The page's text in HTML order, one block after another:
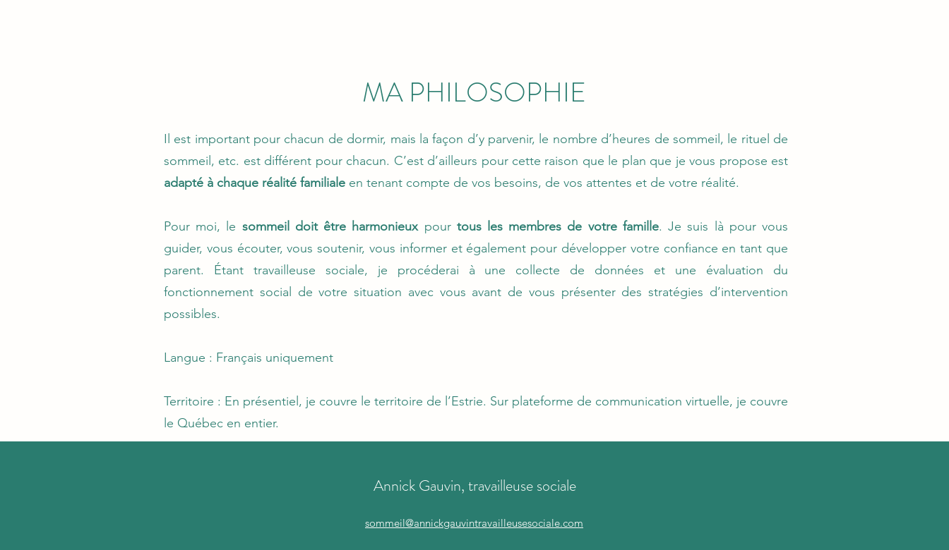
MA PHILOSOPHIE
Il est important pour chacun de dormir, mais la façon d’y parvenir, le nombre d’heures de sommeil, le rituel de
sommeil, etc. est différent pour chacun. C’est d’ailleurs pour cette raison que le plan que je vous propose est
adapté à chaque réalité familiale en tenant compte de vos besoins, de vos attentes et de votre réalité.
Pour moi, le sommeil doit être harmonieuxpour tous les membres de votre famille. Je suis là pour vous
guider, vous écouter, vous soutenir, vous informer et également pour développer votre confiance en tant que
parent. Étant travailleuse sociale, je procéderai à une collecte de données et une évaluation du
fonctionnement social de votre situation avec vous avant de vous présenter des stratégies d’intervention
possibles.
Langue : Français uniquement
Territoire : En présentiel, je couvre le territoire de l’Estrie. Sur plateforme de communication virtuelle, je couvre
le Québec en entier.
Annick Gauvin, travailleuse sociale
sommeil@annickgauvintravailleusesociale.com